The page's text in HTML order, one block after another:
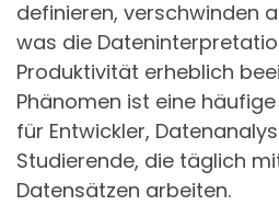
definieren, verschwinden
was die
Produktivität erheblich
Phänomen ist eine
für Entwickler,
Studierende, die täglich
Datensätzen arbeiten.